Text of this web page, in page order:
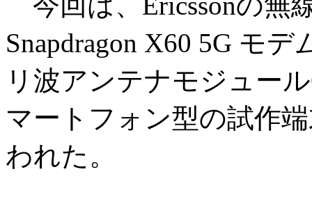
Snapdragon X60 5G モ
リ波アンテナモジュー
マートフォン型の試作
われた。